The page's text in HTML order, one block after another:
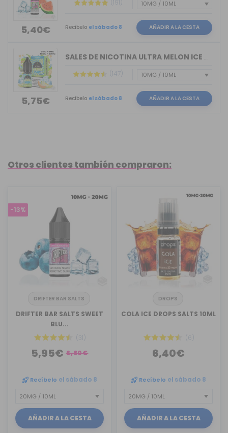
5,40€
(191)
Recíbelo el sábado 8 AÑADIR A LA CESTA
5,75€
SALES DE NICOTINA ULTRA MELON ICE BAR...
(147)
Recíbelo el sábado 8 AÑADIR A LA CESTA
Otros clientes también compraron:
-13%
DRIFTER BAR SALTS
DRIFTER BAR SALTS SWEET
BLU...
(31)
5,95€ 6,80€
Recíbelo el sábado 8
AÑADIR A LA CESTA
DROPS
COLA ICE DROPS SALTS 10ML
(6)
6,40€
Recíbelo el sábado 8
AÑADIR A LA CESTA